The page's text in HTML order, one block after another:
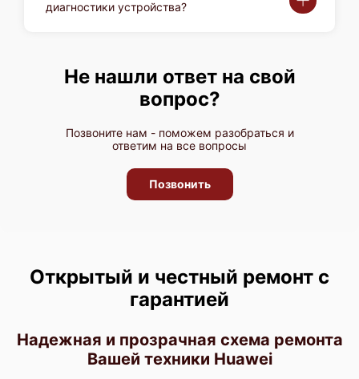
диагностики устройства?
Не нашли ответ на свой
вопрос?
Позвоните нам - поможем разобраться и
ответим на все вопросы
Позвонить
Открытый и честный ремонт с
гарантией
Надежная и прозрачная схема ремонта
Вашей техники Huawei